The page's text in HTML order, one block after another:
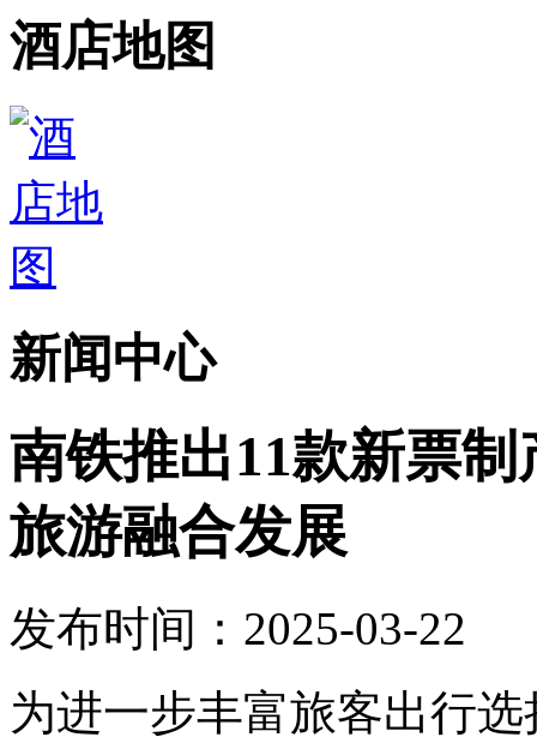
酒店地图
新闻中心
南铁推出11款新票
旅游融合发展
发布时间：2025-03-22
为进一步丰富旅客出行